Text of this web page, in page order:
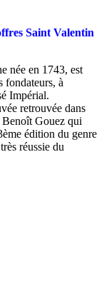
Saint Valentin
née en 1743, est
fondateurs, à
Impérial.
retrouvée dans
Gouez qui
édition du genre
réussie du